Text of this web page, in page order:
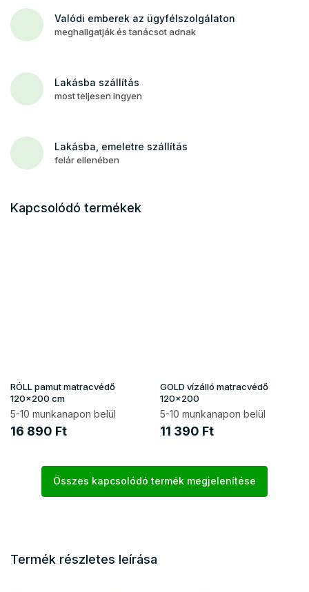
Valódi emberek az ügyfélszolgálaton
meghallgatják és tanácsot adnak
Lakásba szállítás
most teljesen ingyen
Lakásba, emeletre szállítás
felár ellenében
Kapcsolódó termékek
RÓLL pamut matracvédő
120x200 cm
5-10 munkanapon belül
16 890 Ft
GOLD vízálló matracvédő
120x200
5-10 munkanapon belül
11 390 Ft
Összes kapcsolódó termék megjelenítése
Termék részletes leírása